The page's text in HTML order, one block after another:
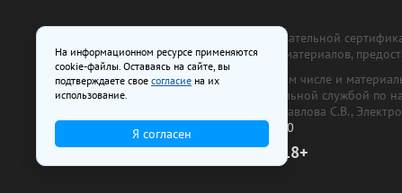
Все рекламные товары подлежат обязательной
изготовлена и размещена на основе материалов,
На сайте www.irk.ru размещаются в том числе и
от 29 октября 2018 г., выдан Федеральной службой по
ООО «Ирк.ру». Главный редактор — Павлова С.В.,
Телефон редакции:
+7 (3952) 48-88-50
18+
На информационном ресурсе применяются
cookie-файлы. Оставаясь на сайте, вы
подтверждаете свое согласие на их
использование.
Я согласен